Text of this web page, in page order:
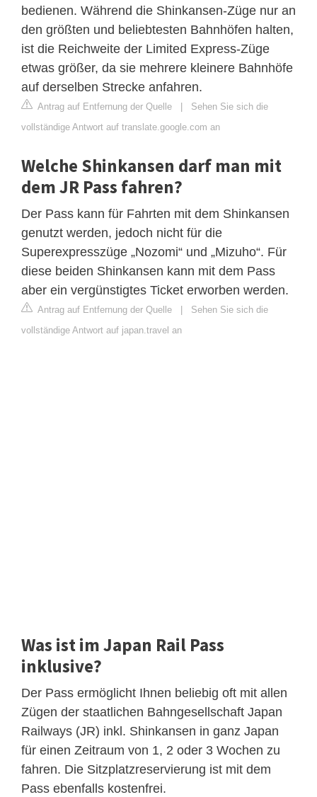
bedienen. Während die Shinkansen-Züge nur an
den größten und beliebtesten Bahnhöfen halten,
ist die Reichweite der Limited Express-Züge
etwas größer, da sie mehrere kleinere Bahnhöfe
auf derselben Strecke anfahren.
Antrag auf Entfernung der Quelle
Sehen Sie sich die
vollständige Antwort auf translate.google.com an
Welche Shinkansen darf man mit
dem JR Pass fahren?
Der Pass kann für Fahrten mit dem Shinkansen
genutzt werden, jedoch nicht für die
Superexpresszüge „Nozomi“ und „Mizuho“. Für
diese beiden Shinkansen kann mit dem Pass
aber ein vergünstigtes Ticket erworben werden.
Antrag auf Entfernung der Quelle
Sehen Sie sich die
vollständige Antwort auf japan.travel an
Was ist im Japan Rail Pass
inklusive?
Der Pass ermöglicht Ihnen beliebig oft mit allen
Zügen der staatlichen Bahngesellschaft Japan
Railways (JR) inkl. Shinkansen in ganz Japan
für einen Zeitraum von 1, 2 oder 3 Wochen zu
fahren. Die Sitzplatzreservierung ist mit dem
Pass ebenfalls kostenfrei.